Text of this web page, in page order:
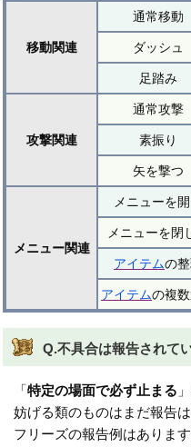
移動関連
通常移動
ダッシュ
足踏み
攻撃関連
通常攻撃
素振り
矢を撃つ
メニュー関連
メニューを開
メニューを閉
アイテムの
アイテムの複
Q.不具合は報告されて
「特定の場面で必ず止まる
妨げる類のものはまだ報告は
フリーズの報告例はありま